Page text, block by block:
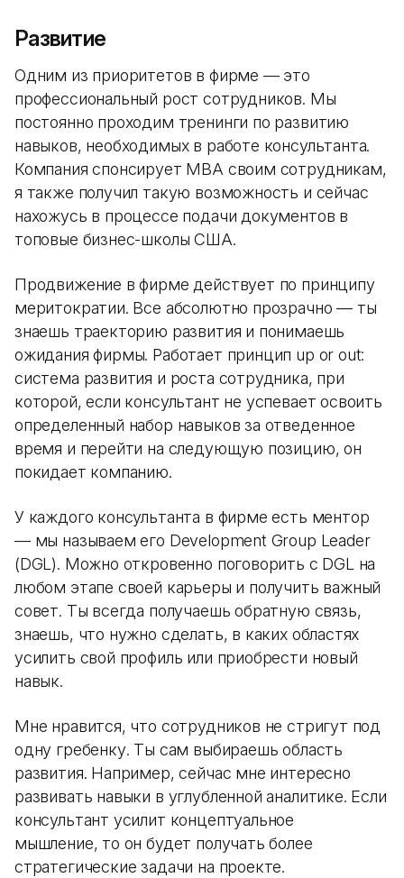
Развитие
Одним из приоритетов в фирме — это
профессиональный рост сотрудников. Мы
постоянно проходим тренинги по развитию
навыков, необходимых в работе консультанта.
Компания спонсирует MBA своим сотрудникам,
я также получил такую возможность и сейчас
нахожусь в процессе подачи документов в
топовые бизнес-школы США.
Продвижение в фирме действует по принципу
меритократии. Все абсолютно прозрачно — ты
знаешь траекторию развития и понимаешь
ожидания фирмы. Работает принцип up or out:
система развития и роста сотрудника, при
которой, если консультант не успевает освоить
определенный набор навыков за отведенное
время и перейти на следующую позицию, он
покидает компанию.
У каждого консультанта в фирме есть ментор
— мы называем его Development Group Leader
(DGL). Можно откровенно поговорить с DGL на
любом этапе своей карьеры и получить важный
совет. Ты всегда получаешь обратную связь,
знаешь, что нужно сделать, в каких областях
усилить свой профиль или приобрести новый
навык.
Мне нравится, что сотрудников не стригут под
одну гребенку. Ты сам выбираешь область
развития. Например, сейчас мне интересно
развивать навыки в углубленной аналитике. Если
консультант усилит концептуальное
мышление, то он будет получать более
стратегические задачи на проекте.